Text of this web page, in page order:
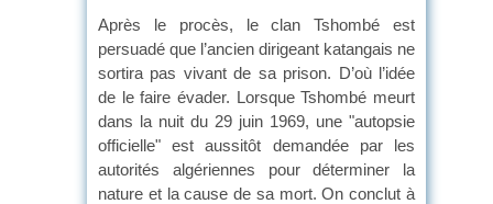
Après le procès, le clan Tshombé est
persuadé que l’ancien dirigeant katangais ne
sortira pas vivant de sa prison. D’où l’idée
de le faire évader. Lorsque Tshombé meurt
dans la nuit du 29 juin 1969, une "autopsie
officielle" est aussitôt demandée par les
autorités algériennes pour déterminer la
nature et la cause de sa mort. On conclut à